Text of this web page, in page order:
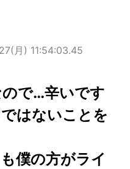
月) 11:54:03.45
で…辛いです
はないことを
僕の方がライ